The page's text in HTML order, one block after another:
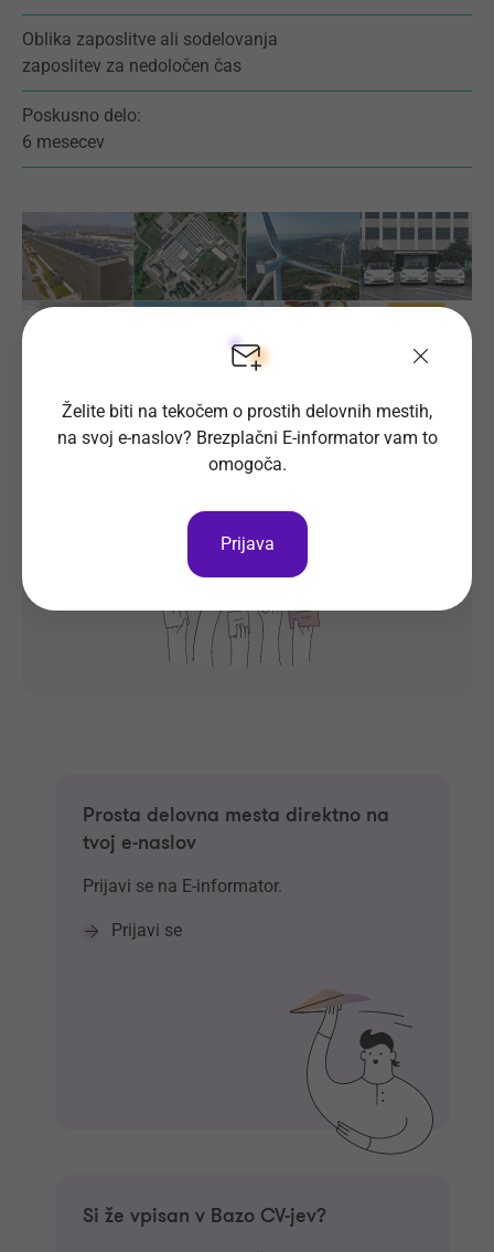
Oblika zaposlitve ali sodelovanja
zaposlitev za nedoločen čas
Poskusno delo:
6 mesecev
Prijava na delovno mesto
Oglas ni več objavljen.
Prosta delovna mesta direktno na
tvoj e-naslov
Prijavi se na E-informator.
Prijavi se
Si že vpisan v Bazo CV-jev?
Želite biti na tekočem o prostih delovnih mestih,
na svoj e-naslov? Brezplačni E-informator vam to
omogoča.
Prijava